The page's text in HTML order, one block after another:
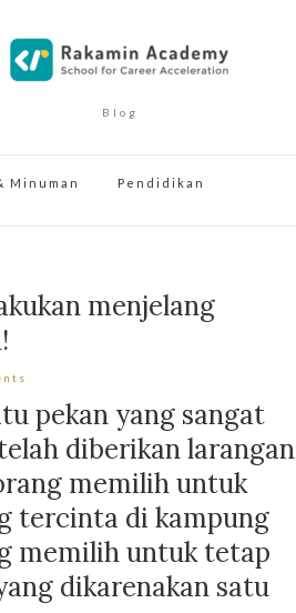
Blog
Minuman
Pendidikan
menjelang
pekan yang sangat
diberikan larangan
memilih untuk
tercinta di kampung
memilih untuk tetap
dikarenakan satu